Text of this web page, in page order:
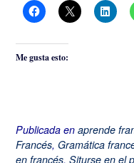
Me gusta esto:
Publicada en aprende
Francés, Gramática
en francés, Siturse en el